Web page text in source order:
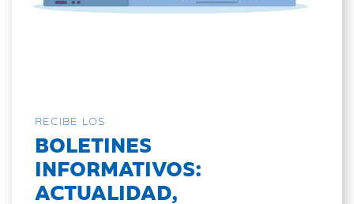
RECIBE LOS
BOLETINES
INFORMATIVOS:
ACTUALIDAD,